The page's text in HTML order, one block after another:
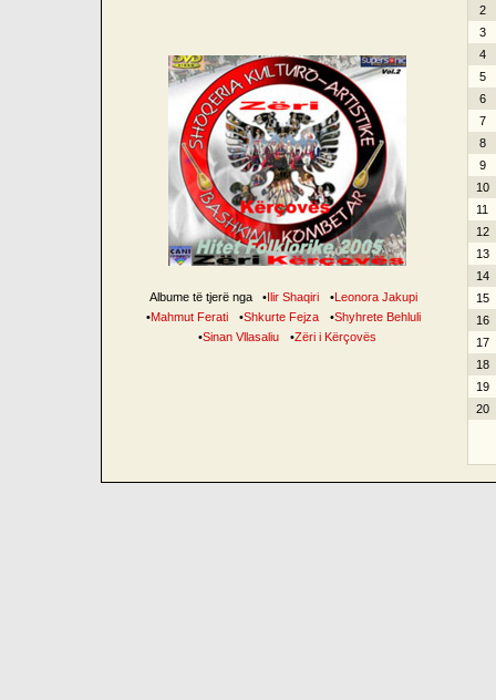
Albume të tjerë nga •Ilir Shaqiri •Leonora Jakupi
•Mahmut Ferati •Shkurte Fejza •Shyhrete Behluli
•Sinan Vllasaliu •Zëri i Kërçovës
2
3
4
5
6
7
8
9
10
11
12
13
14
15
16
17
18
19
20